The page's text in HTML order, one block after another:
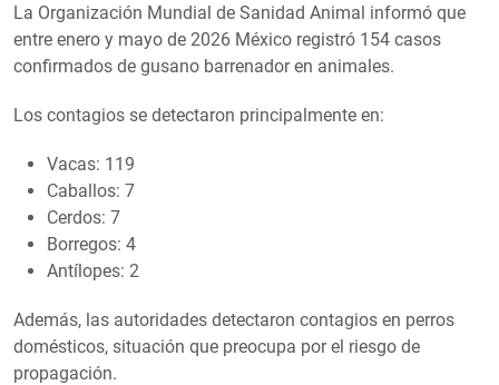
La Organización Mundial de Sanidad Animal informó que
entre enero y mayo de 2026 México registró 154 casos
confirmados de gusano barrenador en animales.
Los contagios se detectaron principalmente en:
Vacas: 119
Caballos: 7
Cerdos: 7
Borregos: 4
Antílopes: 2
Además, las autoridades detectaron contagios en perros
domésticos, situación que preocupa por el riesgo de
propagación.